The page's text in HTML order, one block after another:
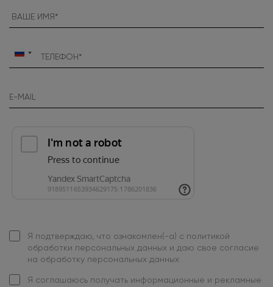
Россия
Я подтверждаю, что ознакомлен(-а) с политикой
обработки персональных данных и даю свое согласие
на обработку персональных данных
Я соглашаюсь получать информационные и рекламные